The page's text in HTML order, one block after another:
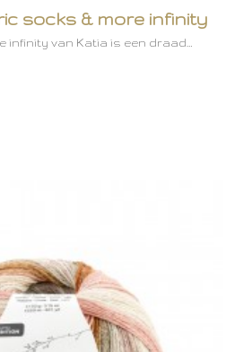
socks & more infinity
infinity van Katia is een draad…